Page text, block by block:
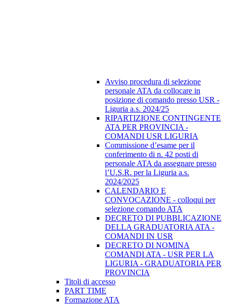
Avviso procedura di selezione
personale ATA da collocare in
posizione di comando presso USR -
Liguria a.s. 2024/25
RIPARTIZIONE CONTINGENTE
ATA PER PROVINCIA -
COMANDI USR LIGURIA
Commissione d’esame per il
conferimento di n. 42 posti di
personale ATA da assegnare presso
l’U.S.R. per la Liguria a.s.
2024/2025
CALENDARIO E
CONVOCAZIONE - colloqui per
selezione comando ATA
DECRETO DI PUBBLICAZIONE
DELLA GRADUATORIA ATA -
COMANDI IN USR
DECRETO DI NOMINA
COMANDI ATA - USR PER LA
LIGURIA - GRADUATORIA PER
PROVINCIA
Titoli di accesso
PART TIME
Formazione ATA